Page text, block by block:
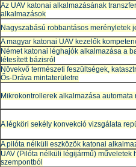
Az UAV katonai alkalmazásának
alkalmazások
Nagyszabású robbantásos merényletek
A magyar katonai UAV kezelők
Német katonai léghajók alkalmazása a
létesített bázisról
Növekvő természeti feszültségek,
Ős-Dráva mintaterületre
Mikrokontrollerek alkalmazása automata
A légköri sekély konvekció vizsgálata
A pilóta nélküli eszközök katonai
UAV (Pilóta nélküli légijármű)
szempontból